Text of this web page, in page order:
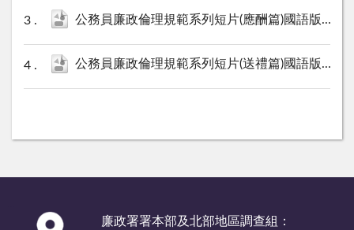
公務員廉政倫理規範系列短片(應酬篇)國語版.wmv
公務員廉政倫理規範系列短片(送禮篇)國語版.wmv
廉政署署本部及北部地區調查組：